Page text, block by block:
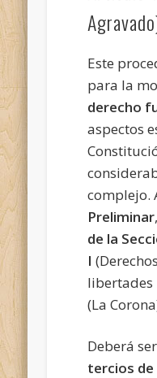
Este
para la
derecho
aspectos
complejo.
Preliminar
de la
I
libertades
(La
Deberá
tercios de